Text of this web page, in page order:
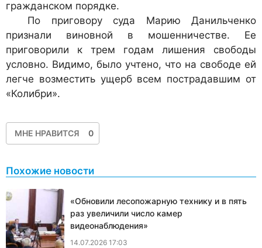
гражданском порядке.
По приговору суда Марию Данильченко
признали виновной в мошенничестве. Ее
приговорили к трем годам лишения свободы
условно. Видимо, было учтено, что на свободе ей
легче возместить ущерб всем пострадавшим от
«Колибри».
МНЕ НРАВИТСЯ 0
Похожие новости
«Обновили лесопожарную технику и в пять
раз увеличили число камер
видеонаблюдения»
14.07.2026 17:03